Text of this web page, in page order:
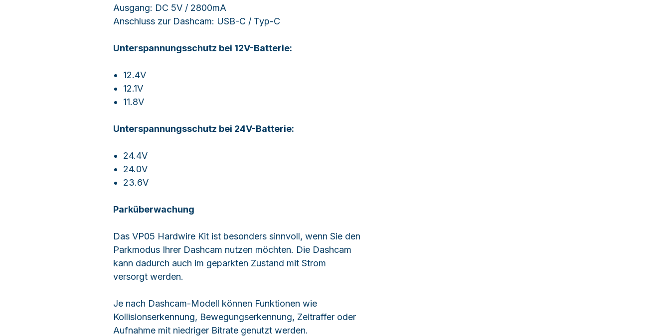
Ausgang: DC 5V / 2800mA
Anschluss zur Dashcam: USB-C / Typ-C
Unterspannungsschutz bei 12V-Batterie:
12.4V
12.1V
11.8V
Unterspannungsschutz bei 24V-Batterie:
24.4V
24.0V
23.6V
Parküberwachung
Das VP05 Hardwire Kit ist besonders sinnvoll, wenn Sie den
Parkmodus Ihrer Dashcam nutzen möchten. Die Dashcam
kann dadurch auch im geparkten Zustand mit Strom
versorgt werden.
Je nach Dashcam-Modell können Funktionen wie
Kollisionserkennung, Bewegungserkennung, Zeitraffer oder
Aufnahme mit niedriger Bitrate genutzt werden.